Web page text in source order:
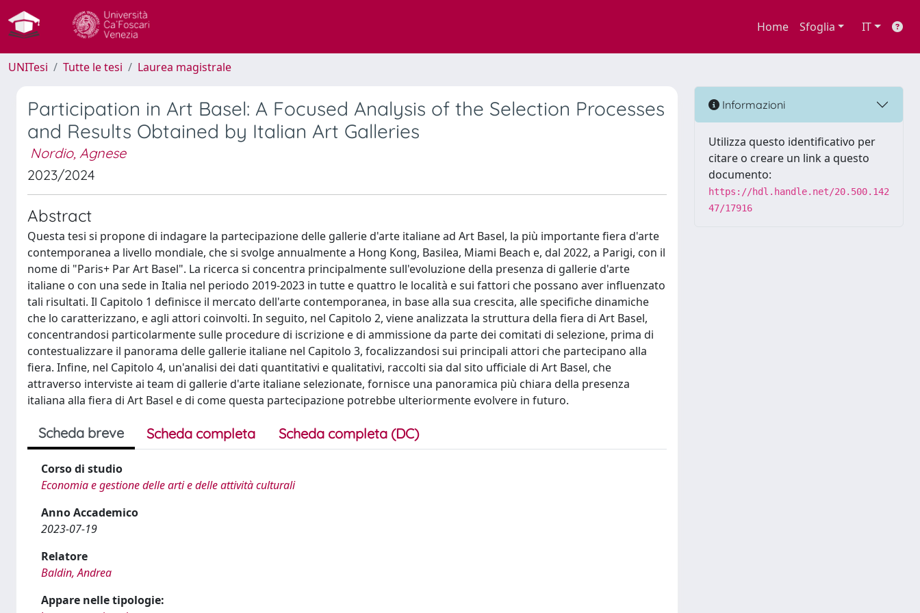
Home Sfoglia IT
UNITesi Tutte le tesi Laurea magistrale
Participation in Art Basel: A Focused Analysis of the Selection Processes
and Results Obtained by Italian Art Galleries
Nordio, Agnese
2023/2024
Abstract
Questa tesi si propone di indagare la partecipazione delle gallerie d'arte italiane ad Art Basel, la più importante fiera d'arte
contemporanea a livello mondiale, che si svolge annualmente a Hong Kong, Basilea, Miami Beach e, dal 2022, a Parigi, con il
nome di "Paris+ Par Art Basel". La ricerca si concentra principalmente sull'evoluzione della presenza di gallerie d'arte
italiane o con una sede in Italia nel periodo 2019-2023 in tutte e quattro le località e sui fattori che possano aver influenzato
tali risultati. Il Capitolo 1 definisce il mercato dell'arte contemporanea, in base alla sua crescita, alle specifiche dinamiche
che lo caratterizzano, e agli attori coinvolti. In seguito, nel Capitolo 2, viene analizzata la struttura della fiera di Art Basel,
concentrandosi particolarmente sulle procedure di iscrizione e di ammissione da parte dei comitati di selezione, prima di
contestualizzare il panorama delle gallerie italiane nel Capitolo 3, focalizzandosi sui principali attori che partecipano alla
fiera. Infine, nel Capitolo 4, un'analisi dei dati quantitativi e qualitativi, raccolti sia dal sito ufficiale di Art Basel, che
attraverso interviste ai team di gallerie d'arte italiane selezionate, fornisce una panoramica più chiara della presenza
italiana alla fiera di Art Basel e di come questa partecipazione potrebbe ulteriormente evolvere in futuro.
Scheda breve Scheda completa Scheda completa (DC)
Corso di studio
Economia e gestione delle arti e delle attività culturali
Anno Accademico
2023-07-19
Relatore
Baldin, Andrea
Appare nelle tipologie:
Informazioni
Utilizza questo identificativo per
citare o creare un link a questo
documento:
https://hdl.handle.net/20.500.142
47/17916